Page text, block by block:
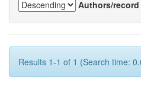
Authors/record
Results 1-1 of 1 (Search time: